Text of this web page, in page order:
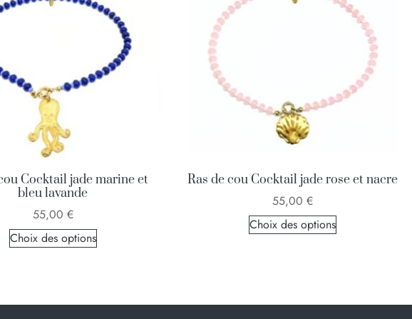
Cocktail jade marine et
bleu lavande
55,00 €
Choix des options
Ras de cou Cocktail jade rose et nacre
55,00 €
Choix des options